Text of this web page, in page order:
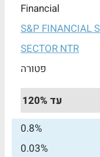
Financial
S&P FINANCIAL
SECTOR NTR
פטורה
עד 120%
0.8%
0.03%